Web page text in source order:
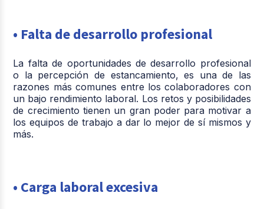
• Falta de desarrollo profesional
La falta de oportunidades de desarrollo profesional
o la percepción de estancamiento, es una de las
razones más comunes entre los colaboradores con
un bajo rendimiento laboral. Los retos y posibilidades
de crecimiento tienen un gran poder para motivar a
los equipos de trabajo a dar lo mejor de sí mismos y
más.
• Carga laboral excesiva